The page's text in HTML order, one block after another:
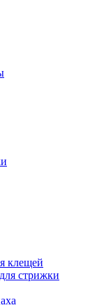
клещей
стрижки